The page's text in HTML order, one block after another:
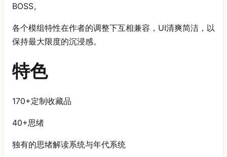
BOSS。
各个模组特性在作者的调整下互相兼容，UI清爽简洁，以
保持最大限度的沉浸感。
特色
170+定制收藏品
40+思绪
独有的思绪解读系统与年代系统